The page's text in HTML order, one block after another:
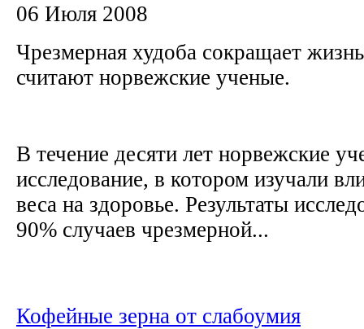
06 Июля 2008
Чрезмерная худоба сокращает
считают норвежские ученые.
В течение десяти лет норвежские
исследование, в котором изучали
веса на здоровье. Результаты
90% случаев чрезмерной...
Кофейные зерна от слабоумия